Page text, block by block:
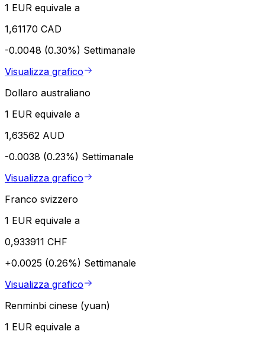
1 EUR equivale a
1,61170 CAD
-0.0048 (0.30%) Settimanale
Visualizza grafico
Dollaro australiano
1 EUR equivale a
1,63562 AUD
-0.0038 (0.23%) Settimanale
Visualizza grafico
Franco svizzero
1 EUR equivale a
0,933911 CHF
+0.0025 (0.26%) Settimanale
Visualizza grafico
Renminbi cinese (yuan)
1 EUR equivale a